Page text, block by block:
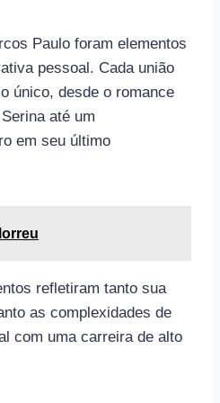
Paulo foram elementos
pessoal. Cada união
único, desde o romance
até um
em seu último
refletiram tanto sua
as complexidades de
com uma carreira de alto